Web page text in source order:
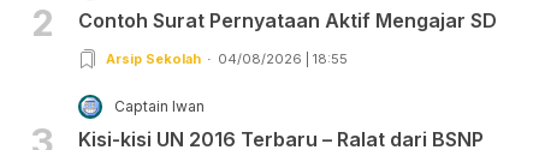
2 Contoh Surat Pernyataan Aktif Mengajar SD
Arsip Sekolah 04/08/2026 | 18:55
Captain Iwan
Kisi-kisi UN 2016 Terbaru – Ralat dari BSNP